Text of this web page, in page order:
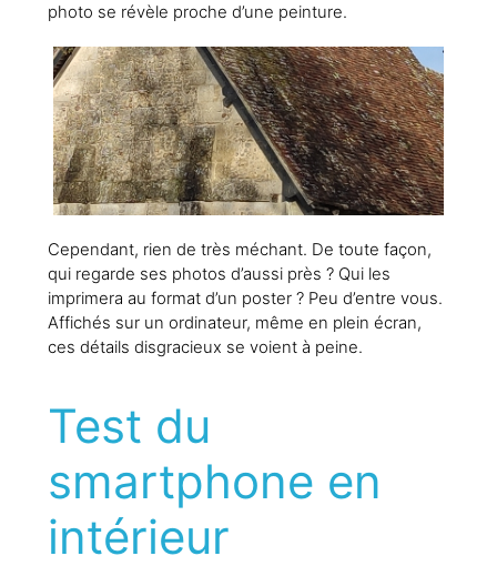
photo se révèle proche d’une peinture.
Cependant, rien de très méchant. De toute façon,
qui regarde ses photos d’aussi près ? Qui les
imprimera au format d’un poster ? Peu d’entre vous.
Affichés sur un ordinateur, même en plein écran,
ces détails disgracieux se voient à peine.
Test du
smartphone en
intérieur